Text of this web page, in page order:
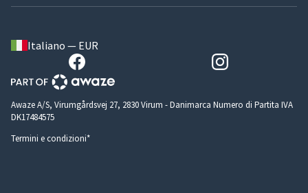
Italiano — EUR
Awaze A/S, Virumgårdsvej 27, 2830 Virum - Danimarca Numero di Partita IVA
DK17484575
Termini e condizioni*